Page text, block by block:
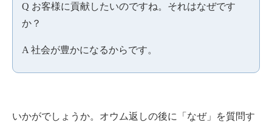
Q お客様に貢献したいのですね。それはなぜです
か？
A 社会が豊かになるからです。
いかがでしょうか。オウム返しの後に「なぜ」を質問す